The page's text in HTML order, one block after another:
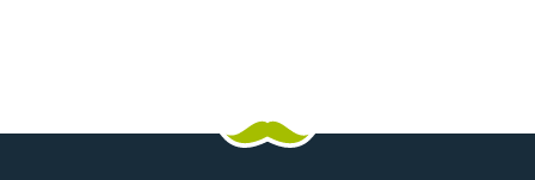
Logotipo
FacebookGorjeoLinkedInYouTubeTik
Instagram
Pinterest